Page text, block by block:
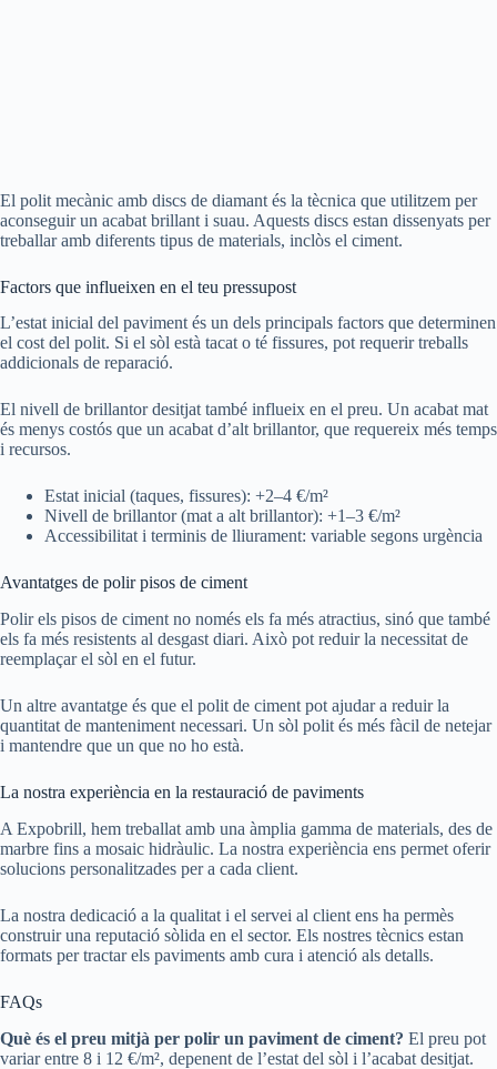
El polit mecànic amb discs de diamant és la tècnica que utilitzem per
aconseguir un acabat brillant i suau. Aquests discs estan dissenyats per
treballar amb diferents tipus de materials, inclòs el ciment.
Factors que influeixen en el teu pressupost
L’estat inicial del paviment és un dels principals factors que determinen
el cost del polit. Si el sòl està tacat o té fissures, pot requerir treballs
addicionals de reparació.
El nivell de brillantor desitjat també influeix en el preu. Un acabat mat
és menys costós que un acabat d’alt brillantor, que requereix més temps
i recursos.
Estat inicial (taques, fissures): +2–4 €/m²
Nivell de brillantor (mat a alt brillantor): +1–3 €/m²
Accessibilitat i terminis de lliurament: variable segons urgència
Avantatges de polir pisos de ciment
Polir els pisos de ciment no només els fa més atractius, sinó que també
els fa més resistents al desgast diari. Això pot reduir la necessitat de
reemplaçar el sòl en el futur.
Un altre avantatge és que el polit de ciment pot ajudar a reduir la
quantitat de manteniment necessari. Un sòl polit és més fàcil de netejar
i mantendre que un que no ho està.
La nostra experiència en la restauració de paviments
A Expobrill, hem treballat amb una àmplia gamma de materials, des de
marbre fins a mosaic hidràulic. La nostra experiència ens permet oferir
solucions personalitzades per a cada client.
La nostra dedicació a la qualitat i el servei al client ens ha permès
construir una reputació sòlida en el sector. Els nostres tècnics estan
formats per tractar els paviments amb cura i atenció als detalls.
FAQs
Què és el preu mitjà per polir un paviment de ciment? El preu pot
variar entre 8 i 12 €/m², depenent de l’estat del sòl i l’acabat desitjat.